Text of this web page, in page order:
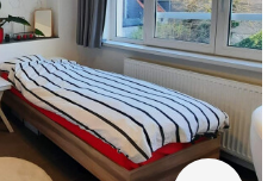
Julie